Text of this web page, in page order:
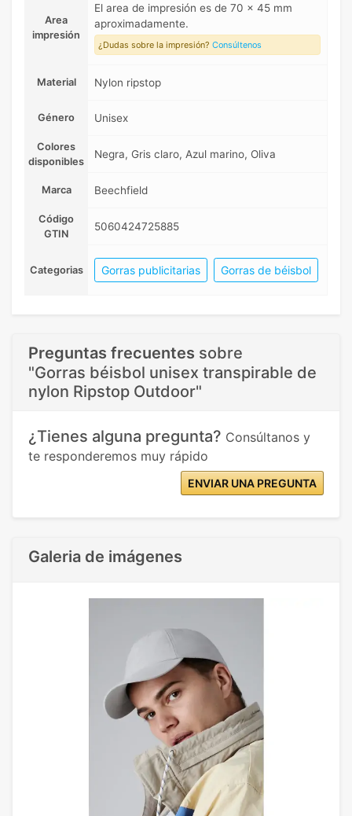
Area
impresión
El area de impresión es de 70 x 45 mm
aproximadamente.
¿Dudas sobre la impresión? Consúltenos
Material Nylon ripstop
Género Unisex
Colores
disponibles
Negra, Gris claro, Azul marino, Oliva
Marca Beechfield
Código
GTIN
5060424725885
Categorias Gorras publicitarias Gorras de béisbol
Preguntas frecuentes sobre
"Gorras béisbol unisex transpirable de
nylon Ripstop Outdoor"
¿Tienes alguna pregunta? Consúltanos y
te responderemos muy rápido
ENVIAR UNA PREGUNTA
Galeria de imágenes